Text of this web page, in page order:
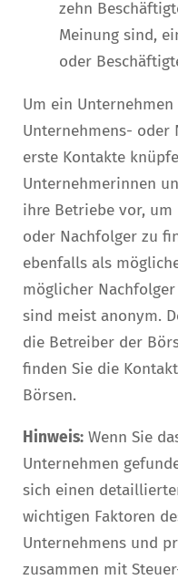
zehn
Meinung sind,
oder
Um ein
Unternehmens- oder
erste Kontakte
Unternehmerinnen
ihre Betriebe vor,
oder Nachfolger zu
ebenfalls als
möglicher
sind meist anonym.
die Betreiber der
finden Sie die
Börsen.
Hinweis: Wenn Sie
Unternehmen
sich einen
wichtigen Faktoren
Unternehmens und
zusammen mit